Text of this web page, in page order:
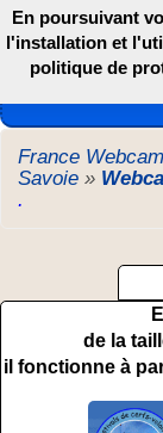
Les
France Webcam
Savoie »
.
de la
il fonctionne à
En poursuivant
l'installation et
politique de